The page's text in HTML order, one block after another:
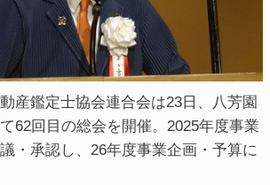
産鑑定士協会連合会は23日、八芳園
62回目の総会を開催。2025年度事業
・承認し、26年度事業企画・予算に